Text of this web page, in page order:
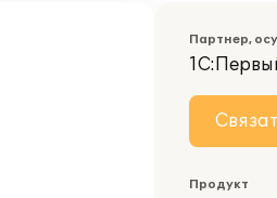
Партнер,
Продукт